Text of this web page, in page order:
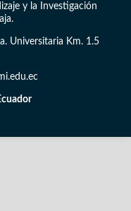
y la Investigación
Universitaria Km. 1.5